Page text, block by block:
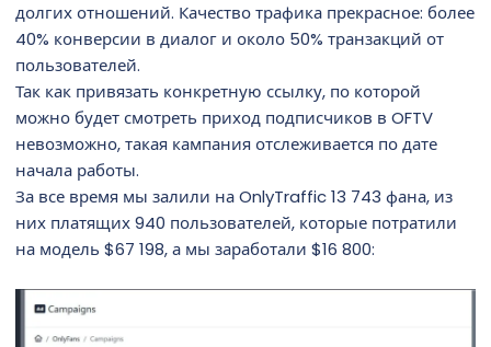
долгих отношений. Качество трафика прекрасное: более
40% конверсии в диалог и около 50% транзакций от
пользователей.
Так как привязать конкретную ссылку, по которой
можно будет смотреть приход подписчиков в OFTV
невозможно, такая кампания отслеживается по дате
начала работы.
За все время мы залили на OnlyTraffic 13 743 фана, из
них платящих 940 пользователей, которые потратили
на модель $67 198, а мы заработали $16 800: